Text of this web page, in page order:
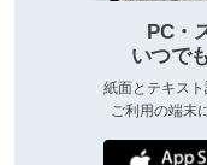
PC・
いつで
紙面とテキスト
ご利用の端末